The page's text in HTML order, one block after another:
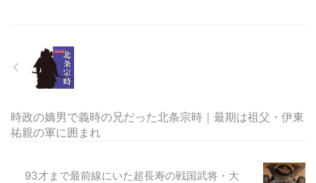
時政の嫡男で義時の兄だった北条宗時｜最期は祖父・伊東
祐親の軍に囲まれ
93才まで最前線にいた超長寿の戦国武将・大